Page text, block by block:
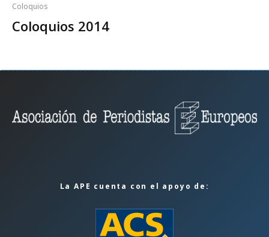
Coloquios
Coloquios 2014
La APE cuenta con el apoyo de: